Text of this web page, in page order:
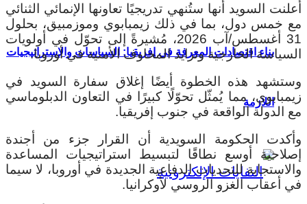
بناء اقتصادات المعرفة في إفريقيا: السياسات والإستراتيجيات
اللازمة
أعلنت السويد أنها ستُنهي تدريجيًا تعاونها الإنمائي الثنائي
مع خمس دول، بما في ذلك زيمبابوي وموزمبيق، بحلول
31 أغسطس/آب 2026، مُشيرةً إلى تحوّل في أولويات
السياسة الخارجية وتزايد المخاوف الأمنية في أوروبا.
وستشهد هذه الخطوة أيضًا إغلاق سفارة السويد في
زيمبابوي، مما يُمثّل تحوّلًا كبيرًا في التعاون الدبلوماسي
مع الدولة الواقعة في جنوب إفريقيا.
وأكدت الحكومة السويدية أن القرار جزء من أجندة
إصلاحية أوسع نطاقًا لتبسيط استراتيجيات المساعدة
والاستجابة للتحديات الدفاعية الجديدة في أوروبا، لا سيما
في أعقاب الغزو الروسي لأوكرانيا.